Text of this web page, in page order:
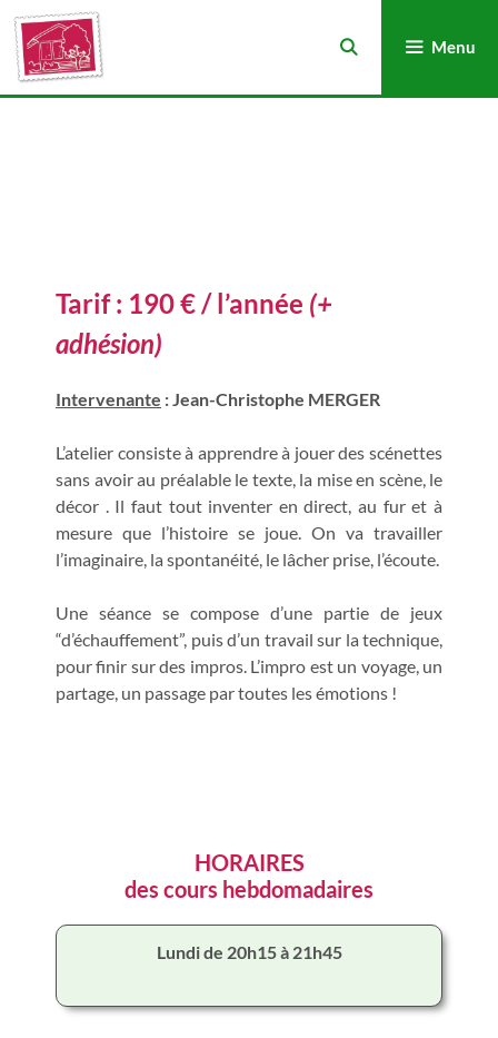
Menu
Tarif : 190 € / l’année (+
adhésion)
Intervenante : Jean-Christophe MERGER
L’atelier consiste à apprendre à jouer des scénettes
sans avoir au préalable le texte, la mise en scène, le
décor . Il faut tout inventer en direct, au fur et à
mesure que l’histoire se joue. On va travailler
l’imaginaire, la spontanéité, le lâcher prise, l’écoute.
Une séance se compose d’une partie de jeux
“d’échauffement”, puis d’un travail sur la technique,
pour finir sur des impros. L’impro est un voyage, un
partage, un passage par toutes les émotions !
HORAIRES
des cours hebdomadaires
Lundi de 20h15 à 21h45